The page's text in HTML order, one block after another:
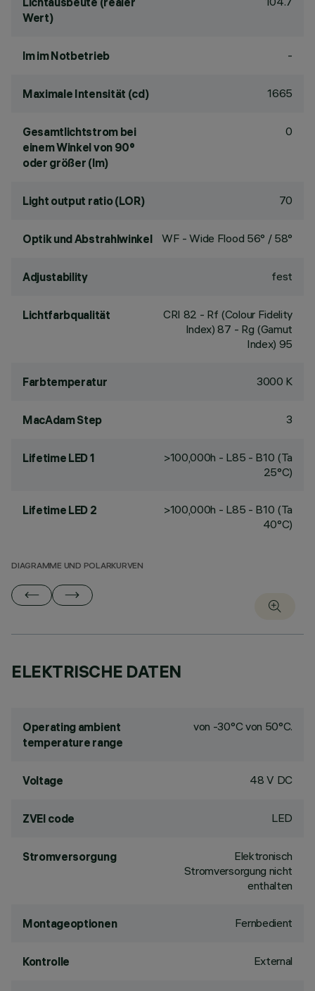
Wert)
lm im Notbetrieb -
Maximale Intensität (cd) 1665
Gesamtlichtstrom bei
einem Winkel von 90°
oder größer (lm)
0
Light output ratio (LOR) 70
Optik und Abstrahlwinkel WF - Wide Flood 56° / 58°
Adjustability fest
Lichtfarbqualität CRI 82 - Rf (Colour Fidelity
Index) 87 - Rg (Gamut
Index) 95
Farbtemperatur 3000 K
MacAdam Step 3
Lifetime LED 1
>100,000h - L85 - B10 (Ta
25°C)
Lifetime LED 2
>100,000h - L85 - B10 (Ta
40°C)
DIAGRAMME UND POLARKURVEN
ELEKTRISCHE DATEN
Operating ambient
temperature range
von -30°C von 50°C.
Voltage 48 V DC
ZVEI code LED
Stromversorgung
Elektronisch
Stromversorgung nicht
enthalten
Montageoptionen Fernbedient
Kontrolle External